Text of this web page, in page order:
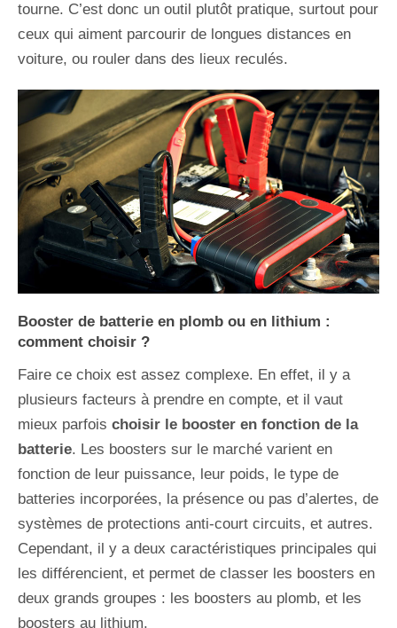
tourne. C’est donc un outil plutôt pratique, surtout pour
ceux qui aiment parcourir de longues distances en
voiture, ou rouler dans des lieux reculés.
Booster de batterie en plomb ou en lithium :
comment choisir ?
Faire ce choix est assez complexe. En effet, il y a
plusieurs facteurs à prendre en compte, et il vaut
mieux parfois choisir le booster en fonction de la
batterie. Les boosters sur le marché varient en
fonction de leur puissance, leur poids, le type de
batteries incorporées, la présence ou pas d’alertes, de
systèmes de protections anti-court circuits, et autres.
Cependant, il y a deux caractéristiques principales qui
les différencient, et permet de classer les boosters en
deux grands groupes : les boosters au plomb, et les
boosters au lithium.